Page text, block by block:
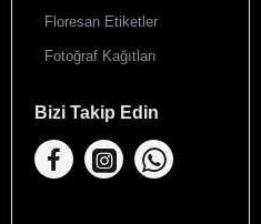
Floresan Etiketler
Fotoğraf Kağıtları
Bizi Takip Edin